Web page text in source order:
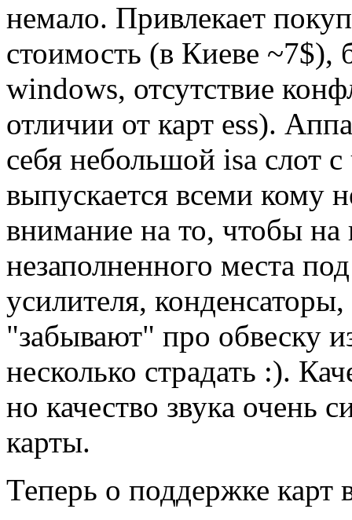
немало. Привлекает
стоимость (в Киеве ~7$),
windows, отсутствие
отличии от карт ess).
себя небольшой isa слот
выпускается всеми кому
внимание на то, чтобы
незаполненного места
усилителя,
"забывают" про обвеску
несколько страдать :).
но качество звука очень
карты.
Теперь о поддержке карт